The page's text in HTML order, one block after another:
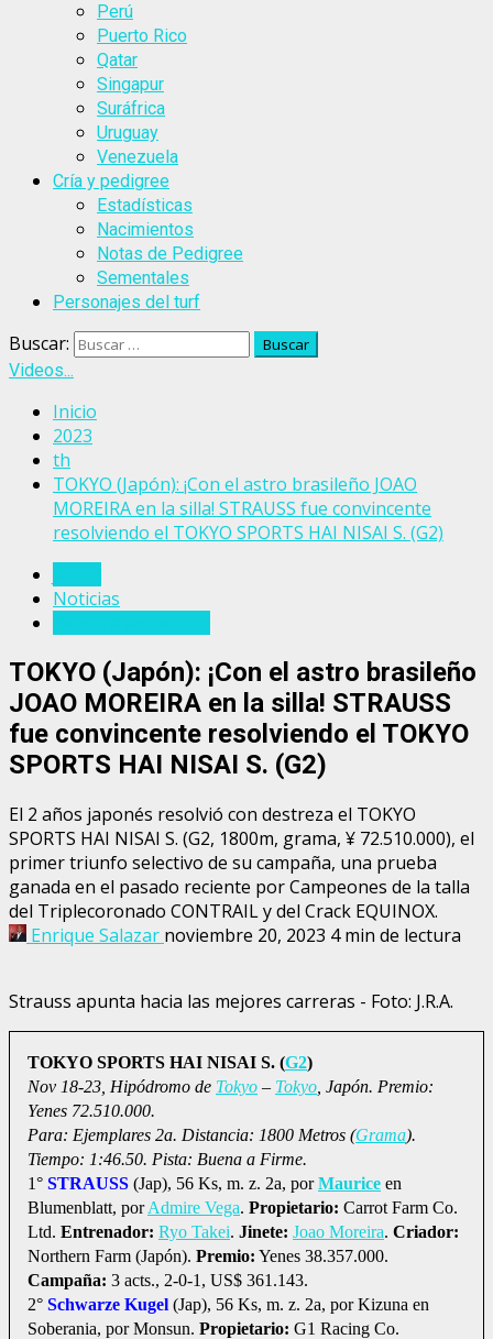
Perú
Puerto Rico
Qatar
Singapur
Suráfrica
Uruguay
Venezuela
Cría y pedigree
Estadísticas
Nacimientos
Notas de Pedigree
Sementales
Personajes del turf
Buscar:
Videos...
Inicio
2023
th
TOKYO (Japón): ¡Con el astro brasileño JOAO
MOREIRA en la silla! STRAUSS fue convincente
resolviendo el TOKYO SPORTS HAI NISAI S. (G2)
Noticias
TOKYO (Japón): ¡Con el astro brasileño
JOAO MOREIRA en la silla! STRAUSS
fue convincente resolviendo el TOKYO
SPORTS HAI NISAI S. (G2)
El 2 años japonés resolvió con destreza el TOKYO
SPORTS HAI NISAI S. (G2, 1800m, grama, ¥ 72.510.000), el
primer triunfo selectivo de su campaña, una prueba
ganada en el pasado reciente por Campeones de la talla
del Triplecoronado CONTRAIL y del Crack EQUINOX.
Enrique Salazar noviembre 20, 2023 4 min de lectura
Strauss apunta hacia las mejores carreras - Foto: J.R.A.
TOKYO SPORTS HAI NISAI S. (G2)
Nov 18-23, Hipódromo de Tokyo – Tokyo , Japón. Premio:
Yenes 72.510.000.
Para: Ejemplares 2a. Distancia: 1800 Metros (Grama).
Tiempo: 1:46.50. Pista: Buena a Firme.
1° STRAUSS (Jap), 56 Ks, m. z. 2a, porMaurice en
Blumenblatt, porAdmire Vega. Propietario: Carrot Farm Co.
Ltd. Entrenador: Ryo Takei. Jinete: Joao Moreira. Criador:
Northern Farm (Japón). Premio: Yenes 38.357.000.
Campaña: 3 acts., 2-0-1, US$ 361.143.
2° Schwarze Kugel (Jap), 56 Ks, m. z. 2a, por Kizuna en
Soberania, por Monsun. Propietario: G1 Racing Co.